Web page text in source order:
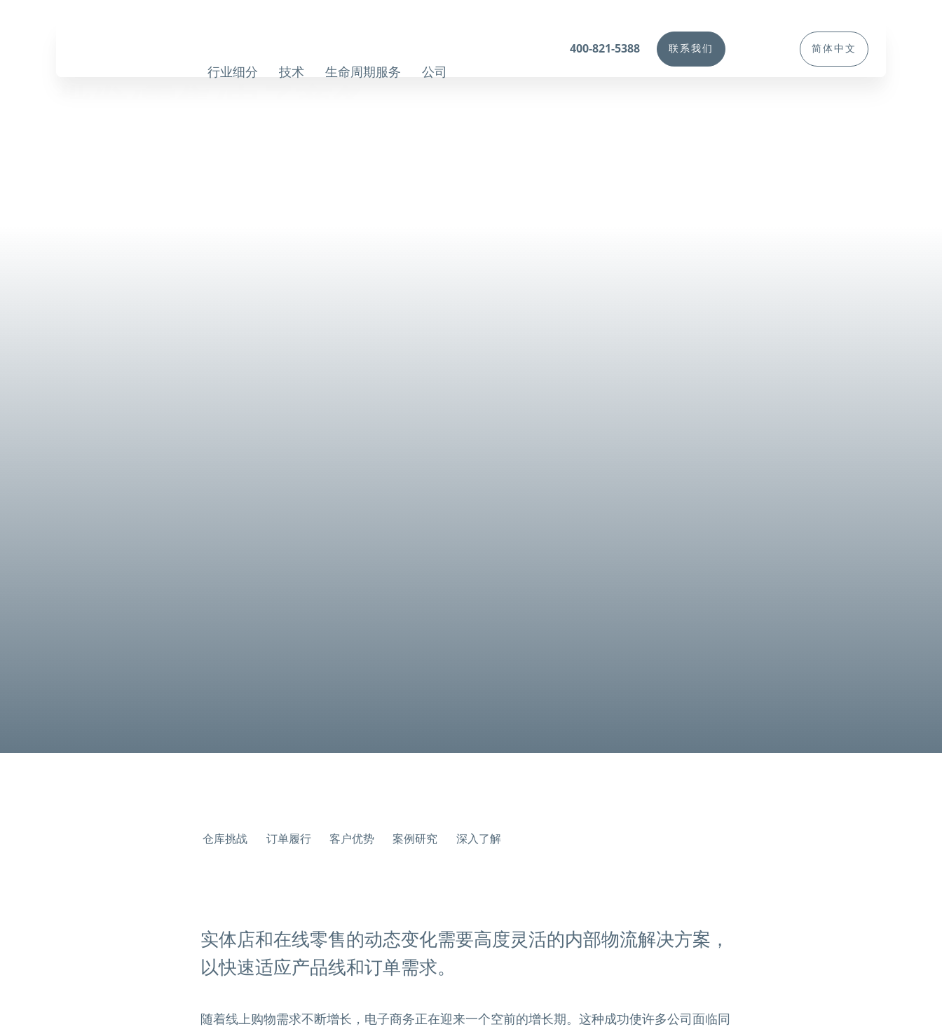
行业细分 技术 生命周期服务 公司
简体中文
联系我们
400-821-5388
仓库挑战 订单履行 客户优势 案例研究 深入了解
实体店和在线零售的动态变化需要高度灵活的内部物流解决方案，
以快速适应产品线和订单需求。
随着线上购物需求不断增长，电子商务正在迎来一个空前的增长期。这种成功使许多公司面临同